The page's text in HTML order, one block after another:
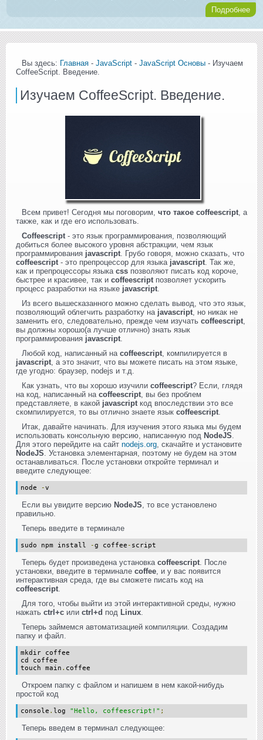
Подробнее
Вы здесь: Главная - JavaScript - JavaScript Основы - Изучаем
CoffeeScript. Введение.
Изучаем CoffeeScript. Введение.
Всем привет! Сегодня мы поговорим, что такое coffeescript , а
также, как и где его использовать.
Coffeescript - это язык программирования, позволяющий
добиться более высокого уровня абстракции, чем язык
программирования javascript . Грубо говоря, можно сказать, что
coffeescript - это препроцессор для языка javascript . Так же,
как и препроцессоры языка css позволяют писать код короче,
быстрее и красивее, так и coffeescript позволяет ускорить
процесс разработки на языке javascript
Из всего вышесказанного можно сделать вывод, что это язык,
позволяющий облегчить разработку на javascript , но никак не
заменить его, следовательно, прежде чем изучать coffeescript
вы должны хорошо(а лучше отлично) знать язык
программирования javascript
Любой код, написанный на coffeescript , компилируется в
javascript , а это значит, что вы можете писать на этом языке,
где угодно: браузер, nodejs и т.д.
Как узнать, что вы хорошо изучили coffeescript? Если, глядя
на код, написанный на coffeescript , вы без проблем
представляете, в какой javascript код впоследствии это все
скомпилируется, то вы отлично знаете язык coffeescript
Итак, давайте начинать. Для изучения этого языка мы будем
использовать консольную версию, написанную под NodeJS
Для этого перейдите на сайт nodejs.org , скачайте и установите
NodeJS . Установка элементарная, поэтому не будем на этом
останавливаться. После установки откройте терминал и
введите следующее:
node -v
Если вы увидите версию NodeJS , то все установлено
правильно.
Теперь введите в терминале
sudo npm install -g coffee - script
Теперь будет произведена установка coffeescript . После
установки, введите в терминале coffee , и у вас появится
интерактивная среда, где вы сможете писать код на
coffeescript
Для того, чтобы выйти из этой интерактивной среды, нужно
нажать ctrl+c или ctrl+d под Linux
Теперь займемся автоматизацией компиляции. Создадим
папку и файл.
mkdir coffee
cd coffee
touch main . coffee
Откроем папку с файлом и напишем в нем какой-нибудь
простой код
console . log "Hello, coffeescript!" ;
Теперь введем в терминал следующее: